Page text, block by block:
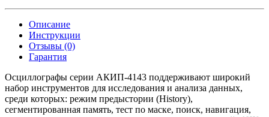
Описание
Инструкции
Отзывы (0)
Гарантия
Осциллографы серии АКИП-4143 поддерживают широкий
набор инструментов для исследования и анализа данных,
среди которых: режим предыстории (History),
сегментированная память, тест по маске, поиск, навигация,